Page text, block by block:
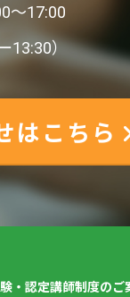
〜17:00
13:30）
はこちら
・認定講師制度のご